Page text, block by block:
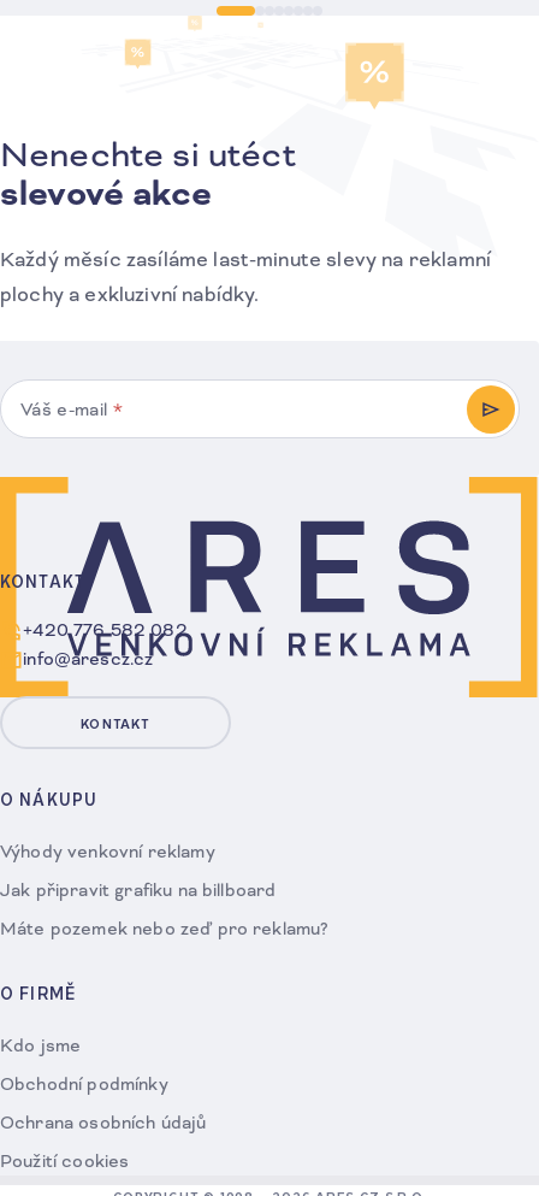
Přihlášení k odběru novinek
Nenechte si utéct
slevové akce
Každý měsíc zasíláme last-minute slevy na reklamní
plochy a exkluzivní nabídky.
Váš e-mail *
O NÁKUPU
Výhody venkovní reklamy
Jak připravit grafiku na billboard
Máte pozemek nebo zeď pro reklamu?
O FIRMĚ
Kdo jsme
Obchodní podmínky
Ochrana osobních údajů
Použití cookies
KONTAKT
+420 776 582 082
info@arescz.cz
KONTAKT